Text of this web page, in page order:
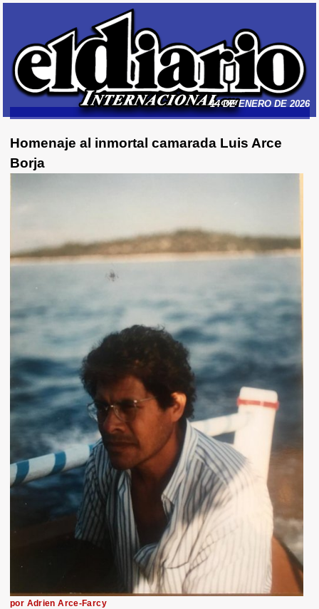
14 DE ENERO DE 2026
Homenaje al inmortal camarada Luis Arce
Borja
por Adrien Arce-Farcy